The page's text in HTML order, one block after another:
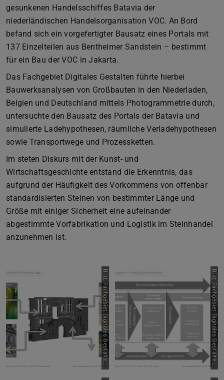
gesunkenen Handelsschiffes Batavia der
niederländischen Handelsorganisation VOC. An Bord
befand sich ein vorgefertigter Bausatz eines Portals mit
137 Einzelteilen aus Bentheimer Sandstein – bestimmt
für ein Bau der VOC in Jakarta.
Das Fachgebiet Digitales Gestalten führte hierbei
Bauwerksanalysen von Großbauten in den Niederladen,
Belgien und Deutschland mittels Photogrammetrie durch,
untersuchte den Bausatz des Portals der Batavia und
simulierte Ladehypothesen, räumliche Verladehypothesen
sowie Transportwege und Prozessketten.
Im steten Diskurs mit der Kunst- und
Wirtschaftsgeschichte entstand die Erkenntnis, das
aufgrund der Häufigkeit des Vorkommens von offenbar
standardisierten Steinen von bestimmter Länge und
Größe mit einiger Sicherheit eine aufeinander
abgestimmte Vorfabrikation und Logistik im Steinhandel
anzunehmen ist.
B
i
l
d
:
F
a
c
h
g
e
b
i
e
t
D
i
g
i
t
a
l
e
s
G
e
s
t
a
l
t
e
n
,
T
U
D
a
r
m
s
t
a
d
t B
i
l
d
:
F
a
c
h
g
e
b
i
e
t
D
i
g
i
t
a
l
e
s
G
e
s
t
a
l
t
e
n
,
T
U
D
a
r
m
s
t
a
d
t